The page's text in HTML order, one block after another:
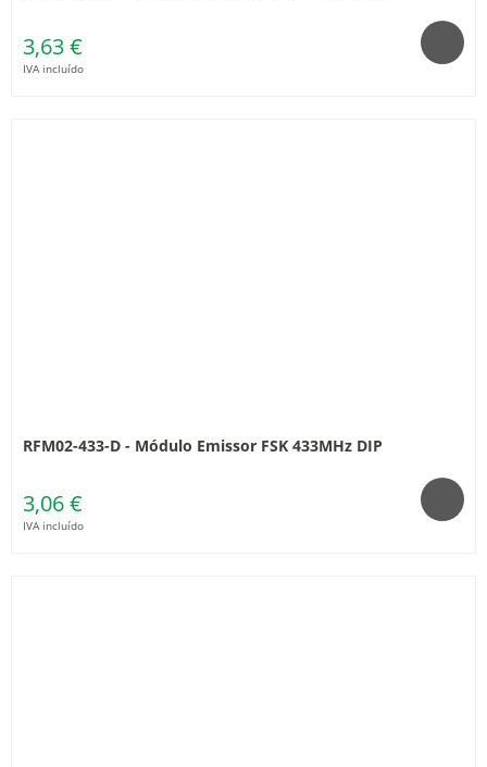
3,63 €
IVA incluído
RFM02-433-D - Módulo Emissor FSK 433MHz DIP
3,06 €
IVA incluído